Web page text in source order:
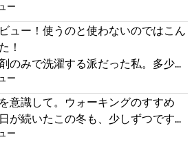
ー
ュー！使うのと使わないのではこん
！
のみで洗濯する派だった私。多少...
ー
意識して。ウォーキングのすすめ
が続いたこの冬も、少しずつです...
ー